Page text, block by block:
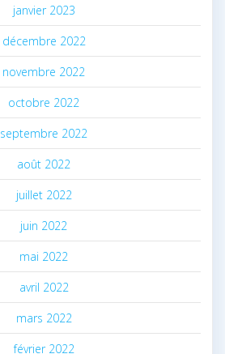
janvier 2023
décembre 2022
novembre 2022
octobre 2022
septembre 2022
août 2022
juillet 2022
juin 2022
mai 2022
avril 2022
mars 2022
février 2022